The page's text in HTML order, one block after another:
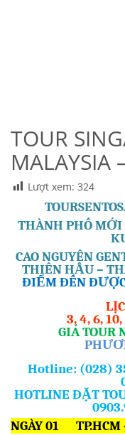
TOUR
MALAYSIA
Lượt xem: 324
TOUR
THÀNH PHỐ MỚI
CAO NGUYÊN
THIÊN HẬU –
ĐIỂM ĐẾN ĐƯỢC
3, 4, 6,
GIÁ TOUR
Hotline: (028)
HOTLINE ĐẶT
NGÀY 01